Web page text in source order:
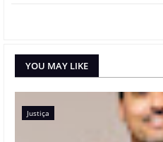
YOU MAY LIKE
Justiça